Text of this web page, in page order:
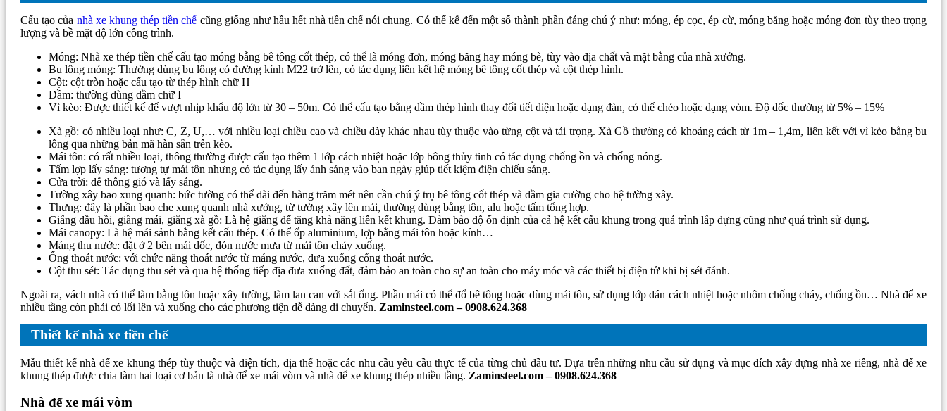
Cấu tạo của nhà xe khung thép tiền chế cũng giống như hầu hết nhà tiền chế nói chung. Có thể kể đến một số thành phần đáng chú ý như: móng, ép cọc, ép cừ, móng băng hoặc móng đơn tùy theo trọng
lượng và bề mặt độ lớn công trình.
Móng: Nhà xe thép tiền chế cấu tạo móng bằng bê tông cốt thép, có thể là móng đơn, móng băng hay móng bè, tùy vào địa chất và mặt bằng của nhà xưởng.
Bu lông móng: Thường dùng bu lông có đường kính M22 trở lên, có tác dụng liên kết hệ móng bê tông cốt thép và cột thép hình.
Cột: cột tròn hoặc cấu tạo từ thép hình chữ H
Dầm: thường dùng dầm chữ I
Vì kèo: Được thiết kế để vượt nhịp khẩu độ lớn từ 30 – 50m. Có thể cấu tạo bằng dầm thép hình thay đổi tiết diện hoặc dạng đàn, có thể chéo hoặc dạng vòm. Độ dốc thường từ 5% – 15%
Xà gồ: có nhiều loại như: C, Z, U,… với nhiều loại chiều cao và chiều dày khác nhau tùy thuộc vào từng cột và tải trọng. Xà Gồ thường có khoảng cách từ 1m – 1,4m, liên kết với vì kèo bằng bu
lông qua những bản mã hàn sẵn trên kèo.
Mái tôn: có rất nhiều loại, thông thường được cấu tạo thêm 1 lớp cách nhiệt hoặc lớp bông thủy tinh có tác dụng chống ồn và chống nóng.
Tấm lợp lấy sáng: tương tự mái tôn nhưng có tác dụng lấy ánh sáng vào ban ngày giúp tiết kiệm điện chiếu sáng.
Cửa trời: để thông gió và lấy sáng.
Tường xây bao xung quanh: bức tường có thể dài đến hàng trăm mét nên cần chú ý trụ bê tông cốt thép và dầm gia cường cho hệ tường xây.
Thưng: đây là phần bao che xung quanh nhà xưởng, từ tường xây lên mái, thường dùng bằng tôn, alu hoặc tấm tổng hợp.
Giằng đầu hồi, giằng mái, giằng xà gồ: Là hệ giằng để tăng khả năng liên kết khung. Đảm bảo độ ổn định của cả hệ kết cấu khung trong quá trình lắp dựng cũng như quá trình sử dụng.
Mái canopy: Là hệ mái sảnh bằng kết cấu thép. Có thể ốp aluminium, lợp bằng mái tôn hoặc kính…
Máng thu nước: đặt ở 2 bên mái dốc, đón nước mưa từ mái tôn chảy xuống.
Ống thoát nước: với chức năng thoát nước từ máng nước, đưa xuống cống thoát nước.
Cột thu sét: Tác dụng thu sét và qua hệ thống tiếp địa đưa xuống đất, đảm bảo an toàn cho sự an toàn cho máy móc và các thiết bị điện tử khi bị sét đánh.
Ngoài ra, vách nhà có thể làm bằng tôn hoặc xây tường, làm lan can với sắt ống. Phần mái có thể đổ bê tông hoặc dùng mái tôn, sử dụng lớp dán cách nhiệt hoặc nhôm chống cháy, chống ồn… Nhà để xe
nhiều tầng còn phải có lối lên và xuống cho các phương tiện dễ dàng di chuyển. Zaminsteel.com – 0908.624.368
Thiết kế nhà xe tiền chế
Mẫu thiết kế nhà để xe khung thép tùy thuộc và diện tích, địa thế hoặc các nhu cầu yêu cầu thực tế của từng chủ đầu tư. Dựa trên những nhu cầu sử dụng và mục đích xây dựng nhà xe riêng, nhà để xe
khung thép được chia làm hai loại cơ bản là nhà để xe mái vòm và nhà để xe khung thép nhiều tầng. Zaminsteel.com – 0908.624.368
Nhà để xe mái vòm